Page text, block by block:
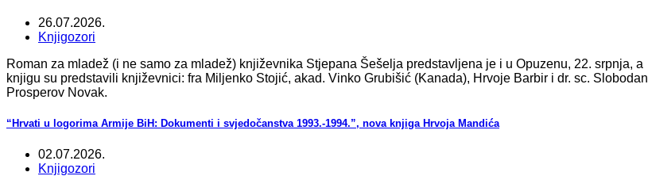
26.07.2026.
Knjigozori
Roman za mladež (i ne samo za mladež) književnika Stjepana Šešelja predstavljena je i u Opuzenu, 22. srpnja, a
knjigu su predstavili književnici: fra Miljenko Stojić, akad. Vinko Grubišić (Kanada), Hrvoje Barbir i dr. sc. Slobodan
Prosperov Novak.
“Hrvati u logorima Armije BiH: Dokumenti i svjedočanstva 1993.-1994.”, nova knjiga Hrvoja Mandića
02.07.2026.
Knjigozori